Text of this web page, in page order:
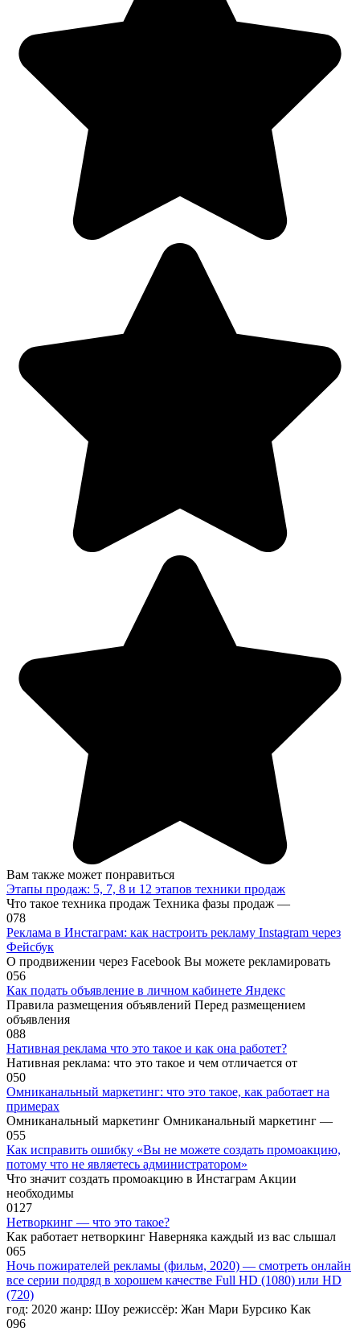
Вам также может понравиться
Этапы продаж: 5, 7, 8 и 12 этапов техники продаж
Что такое техника продаж Техника фазы продаж —
078
Реклама в Инстаграм: как настроить рекламу Instagram через
Фейсбук
О продвижении через Facebook Вы можете рекламировать
056
Как подать объявление в личном кабинете Яндекс
Правила размещения объявлений Перед размещением
объявления
088
Нативная реклама что это такое и как она работет?
Нативная реклама: что это такое и чем отличается от
050
Омниканальный маркетинг: что это такое, как работает на
примерах
Омниканальный маркетинг Омниканальный маркетинг —
055
Как исправить ошибку «Вы не можете создать промоакцию,
потому что не являетесь администратором»
Что значит создать промоакцию в Инстаграм Акции
необходимы
0127
Нетворкинг — что это такое?
Как работает нетворкинг Наверняка каждый из вас слышал
065
Ночь пожирателей рекламы (фильм, 2020) — смотреть онлайн
все серии подряд в хорошем качестве Full HD (1080) или HD
(720)
год: 2020 жанр: Шоу режиссёр: Жан Мари Бурсико Как
096